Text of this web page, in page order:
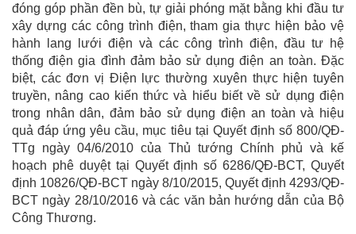
đóng góp phần đền bù, tự giải phóng mặt bằng khi đầu tư
xây dựng các công trình điện, tham gia thực hiện bảo vệ
hành lang lưới điện và các công trình điện, đầu tư hệ
thống điện gia đình đảm bảo sử dụng điện an toàn. Đặc
biệt, các đơn vị Điện lực thường xuyên thực hiện tuyên
truyền, nâng cao kiến thức và hiểu biết về sử dụng điện
trong nhân dân, đảm bảo sử dụng điện an toàn và hiệu
quả đáp ứng yêu cầu, mục tiêu tại Quyết định số 800/QĐ-
TTg ngày 04/6/2010 của Thủ tướng Chính phủ và kế
hoạch phê duyệt tại Quyết định số 6286/QĐ-BCT, Quyết
định 10826/QĐ-BCT ngày 8/10/2015, Quyết định 4293/QĐ-
BCT ngày 28/10/2016 và các văn bản hướng dẫn của Bộ
Công Thương.